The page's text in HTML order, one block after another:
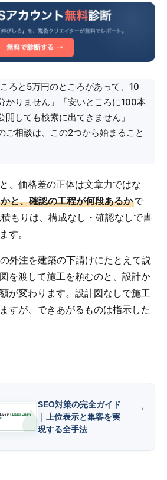
ろと5万円のところがあって、10
かりません」「安いところに100本
開しても検索に出てきません」
相談は、この2つから始まること
、価格差の正体は文章力ではな
と、確認の工程が何段あるかで
もりは、構成なし・確認なしで書
す。
外注を建築の下請けにたとえて説
を渡して施工を頼むのと、設計か
が変わります。設計図なしで施工
すが、できあがるものは指示した
SEO対策の完全ガイド
｜上位表示と集客を実
現する全手法